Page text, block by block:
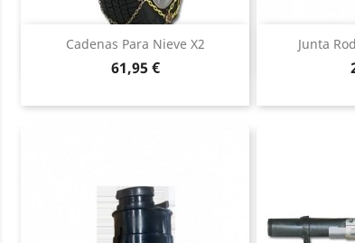
Cadenas Para Nieve X2
Precio
61,95 €
Vista rápida Junta
